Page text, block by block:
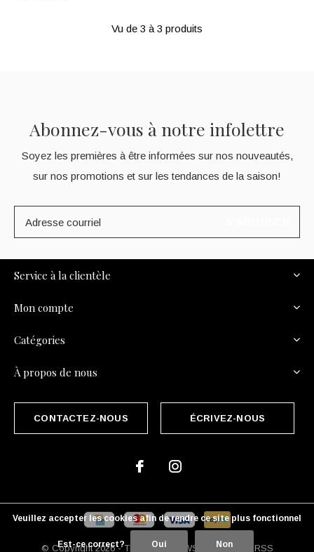
Vu de 3 à 3 produits
Abonnez-vous à notre infolettre
Soyez les premières à être informées sur nos nouveautés,
sur nos promotions et sur les tendances de la saison!
Service à la clientèle
Mon compte
Catégories
À propos de nous
CONTACTEZ-NOUS ÉCRIVEZ-NOUS
© Copyright2026- Theme By DMWS Plus+- Fil RSS
Veuillez accepter les cookies afin de rendre ce site plus fonctionnel
Est-ce correct? Oui Non